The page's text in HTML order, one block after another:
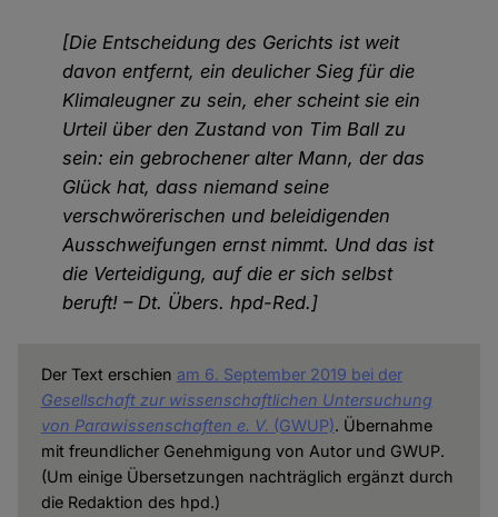
[Die Entscheidung des Gerichts ist weit
davon entfernt, ein deulicher Sieg für die
Klimaleugner zu sein, eher scheint sie ein
Urteil über den Zustand von Tim Ball zu
sein: ein gebrochener alter Mann, der das
Glück hat, dass niemand seine
verschwörerischen und beleidigenden
Ausschweifungen ernst nimmt. Und das ist
die Verteidigung, auf die er sich selbst
beruft! – Dt. Übers. hpd-Red.]
Der Text erschien am 6. September 2019 bei der
Gesellschaft zur wissenschaftlichen Untersuchung
von Parawissenschaften e. V. (GWUP). Übernahme
mit freundlicher Genehmigung von Autor und GWUP.
(Um einige Übersetzungen nachträglich ergänzt durch
die Redaktion des hpd.)